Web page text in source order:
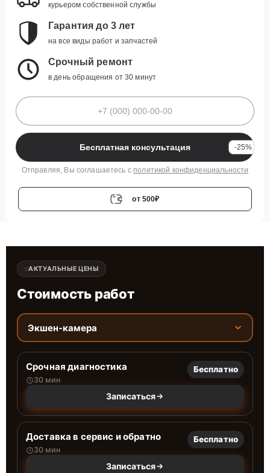
курьером собственной службы
Гарантия до 3 лет
на все виды работ и запчастей
Срочный ремонт
в день обращения от 30 минут
Бесплатная консультация -25%
Отправляя, Вы соглашаетесь с политикой конфиденциальности
от 500₽
АКТУАЛЬНЫЕ ЦЕНЫ
Стоимость работ
Экшен-камера
Срочная диагностика
30 мин
Бесплатно
Записаться
Доставка в сервис и обратно
30 мин
Бесплатно
Записаться